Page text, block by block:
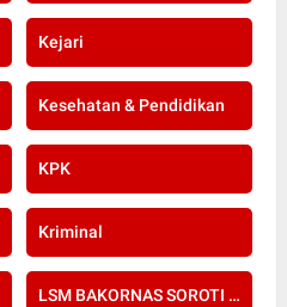
Kejari
Kesehatan & Pendidikan
KPK
Kriminal
LSM BAKORNAS SOROTI RE-SERTIFIKASI KOMPETENSI APOTEKER YANG DI SELENGGARAKAN OLEH KOLEGIUM FARMASI